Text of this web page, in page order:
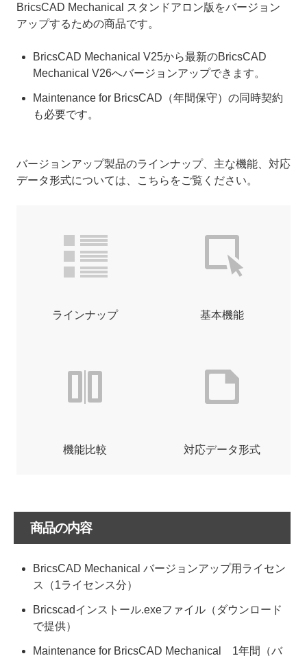
BricsCAD Mechanical スタンドアロン版をバージョン
アップするための商品です。
BricsCAD Mechanical V25から最新のBricsCAD
Mechanical V26へバージョンアップできます。
Maintenance for BricsCAD（年間保守）の同時契約
も必要です。
バージョンアップ製品のラインナップ、主な機能、対応
データ形式については、こちらをご覧ください。
ラインナップ 基本機能
機能比較 対応データ形式
商品の内容
BricsCAD Mechanical バージョンアップ用ライセン
ス（1ライセンス分）
Bricscadインストール.exeファイル（ダウンロード
で提供）
Maintenance for BricsCAD Mechanical 1年間（バ